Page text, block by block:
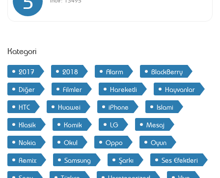
Kategori
2017 2018 Alarm
BlackBerry
Diğer
Filmler Hareketli
Hayvanlar
HTC
Huawei iPhone
Islami
Klasik
Komik LG
Mesaj
Nokia
Okul Oppo
Oyun
Remix
Samsung Şarkı
Ses Efektleri